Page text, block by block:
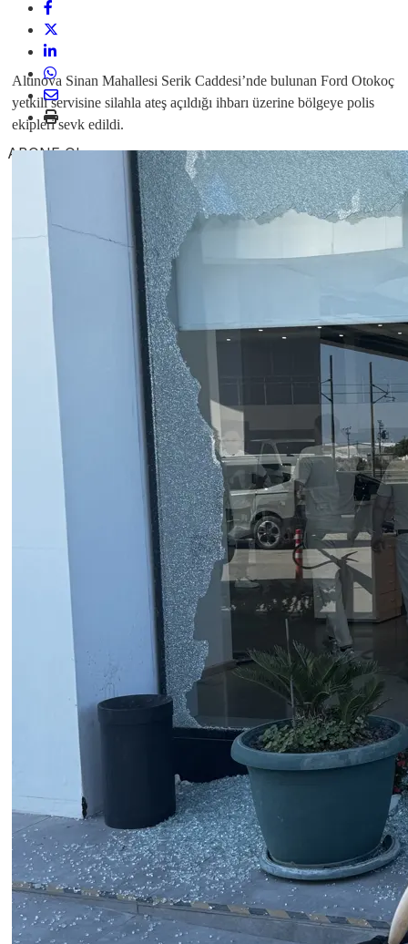
ABONE OL
Altınova Sinan Mahallesi Serik Caddesi’nde bulunan Ford Otokoç
yetkili servisine silahla ateş açıldığı ihbarı üzerine bölgeye polis
ekipleri sevk edildi.